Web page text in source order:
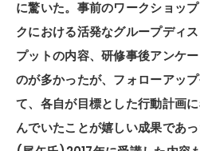
に驚いた。事前のワークショッ
クにおける活発なグループディ
プットの内容、研修事後アンケ
のが多かったが、フォローアッ
て、各自が目標とした行動計画
んでいたことが嬉しい成果であっ